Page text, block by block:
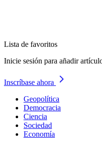
Lista de favoritos
Inicie sesión para añadir
Inscríbase ahora
Geopolítica
Democracia
Ciencia
Sociedad
Economía